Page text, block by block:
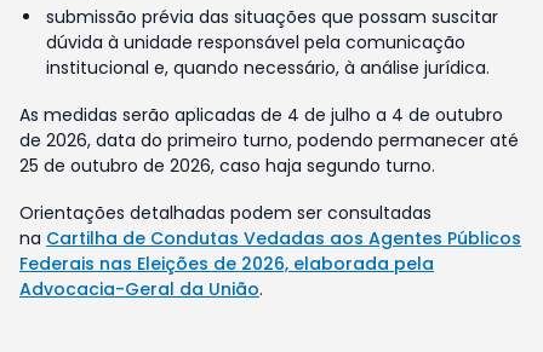
submissão prévia das situações que possam suscitar
dúvida à unidade responsável pela comunicação
institucional e, quando necessário, à análise jurídica.
As medidas serão aplicadas de 4 de julho a 4 de outubro
de 2026, data do primeiro turno, podendo permanecer até
25 de outubro de 2026, caso haja segundo turno.
Orientações detalhadas podem ser consultadas
na Cartilha de Condutas Vedadas aos Agentes Públicos
Federais nas Eleições de 2026, elaborada pela
Advocacia-Geral da União.